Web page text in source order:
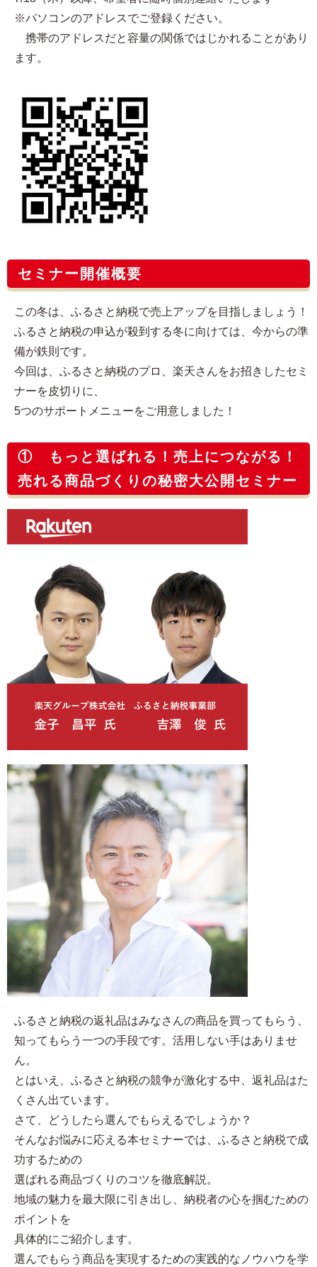
※パソコンのアドレスでご登録ください。
携帯のアドレスだと容量の関係ではじかれることがあり
ます。
セミナー開催概要
この冬は、ふるさと納税で売上アップを目指しましょう！
ふるさと納税の申込が殺到する冬に向けては、今からの準
備が鉄則です。
今回は、ふるさと納税のプロ、楽天さんをお招きしたセミ
ナーを皮切りに、
5つのサポートメニューをご用意しました！
① もっと選ばれる！売上につながる！
売れる商品づくりの秘密大公開セミナー
ふるさと納税の返礼品はみなさんの商品を買ってもらう、
知ってもらう一つの手段です。活用しない手はありませ
ん。
とはいえ、ふるさと納税の競争が激化する中、返礼品はた
くさん出ています。
さて、どうしたら選んでもらえるでしょうか？
そんなお悩みに応える本セミナーでは、ふるさと納税で成
功するための
選ばれる商品づくりのコツを徹底解説。
地域の魅力を最大限に引き出し、納税者の心を掴むための
ポイントを
具体的にご紹介します。
選んでもらう商品を実現するための実践的なノウハウを学